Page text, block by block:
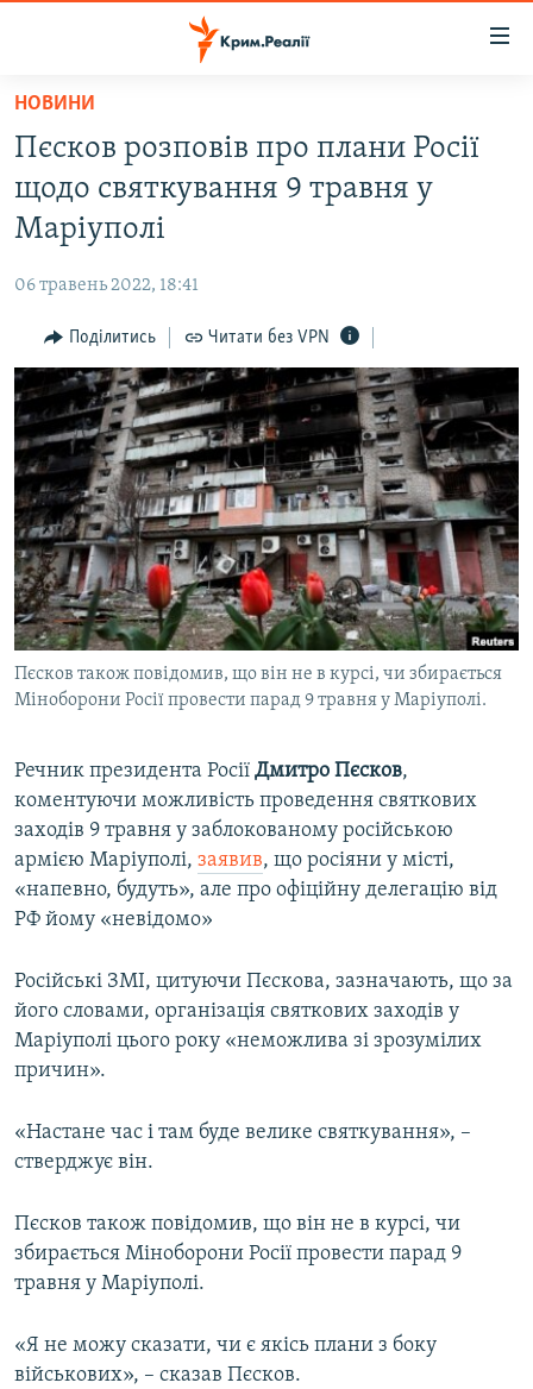
Перейти
основного
матеріалу
Перейти
до
основної
навігації
Перейти
до
пошуку
ВОДА.КРИМ
ВІДЕО ТА ФОТО
БЛОГИ
ПОГЛЯД
ІНТЕРВ'Ю
ВСЕ ЗА ДЕНЬ
СПЕЦПРОЕКТИ
ДЕПОРТАЦІЯ
ВІДЕОУРОКИ «ELIFBE»
СВІДЧЕННЯ ОКУПАЦІЇ
УКРАЇНСЬКА ПРОБЛЕМА КРИМУ
ІНФОГРАФІКА
ЯК ОБІЙТИ БЛОКУВАННЯ
Русский
Qırımtatar
ДОЛУЧАЙСЯ!
Усі сайти RFE/RL
НОВИНИ
Пєсков розповів про плани Росії
щодо святкування 9 травня у
Маріуполі
06 травень 2022, 18:41
Поділитись Читати без VPN
Пєсков також повідомив, що він не в курсі, чи збирається
Міноборони Росії провести парад 9 травня у Маріуполі.
Речник президента Росії Дмитро Пєсков,
коментуючи можливість проведення святкових
заходів 9 травня у заблокованому російською
армією Маріуполі, заявив, що росіяни у місті,
«напевно, будуть», але про офіційну делегацію від
РФ йому «невідомо»
Російські ЗМІ, цитуючи Пєскова, зазначають, що за
його словами, організація святкових заходів у
Маріуполі цього року «неможлива зі зрозумілих
причин».
«Настане час і там буде велике святкування», –
стверджує він.
Пєсков також повідомив, що він не в курсі, чи
збирається Міноборони Росії провести парад 9
травня у Маріуполі.
«Я не можу сказати, чи є якісь плани з боку
військових», – сказав Пєсков.